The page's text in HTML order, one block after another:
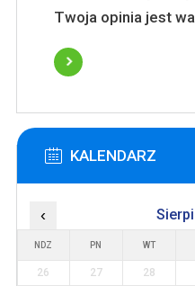
Twoja opinia jest
KALENDARZ
‹
NDZ PN WT
26 27 28